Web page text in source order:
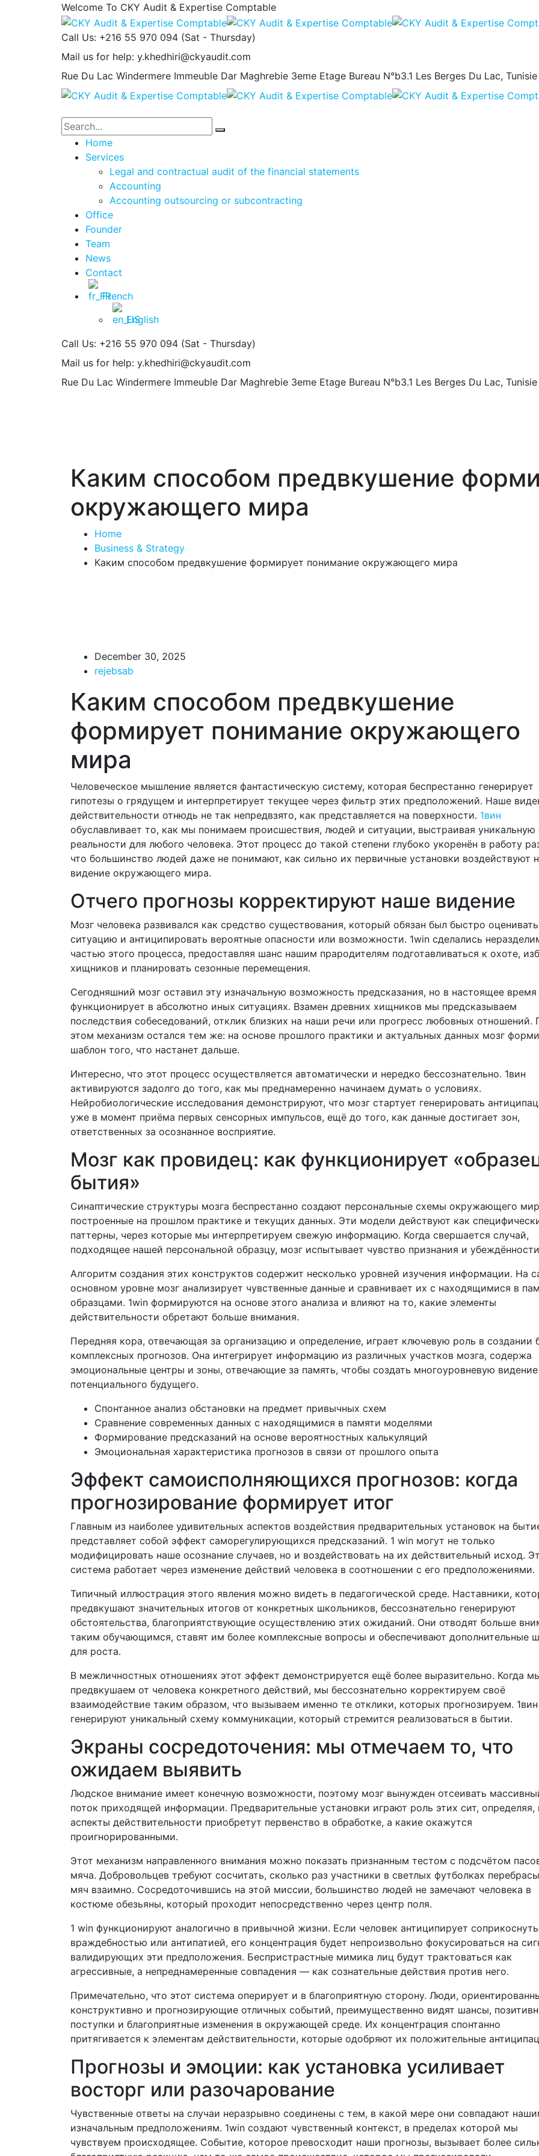
Welcome To CKY Audit & Expertise Comptable
Call Us: +216 55 970 094 (Sat - Thursday)
Mail us for help: y.khedhiri@ckyaudit.com
Rue Du Lac Windermere Immeuble Dar Maghrebie 3eme Etage Bureau N°b3.1 Les Berges Du Lac, Tunisie
Home
Services
Legal and contractual audit of the financial statements
Accounting
Accounting outsourcing or subcontracting
Office
Founder
Team
News
Contact
French
English
Call Us: +216 55 970 094 (Sat - Thursday)
Mail us for help: y.khedhiri@ckyaudit.com
Rue Du Lac Windermere Immeuble Dar Maghrebie 3eme Etage Bureau N°b3.1 Les Berges Du Lac, Tunisie
Каким способом предвкушение
окружающего мира
Home
Business & Strategy
Каким способом предвкушение формирует понимание окружающего мира
December 30, 2025
rejebsab
Каким способом предвкушение
формирует понимание окружающего
мира
Человеческое мышление является фантастическую систему, которая беспрестанно генерирует
гипотезы о грядущем и интерпретирует текущее через фильтр этих предположений. Наше
действительности отнюдь не так непредвзято, как представляется на поверхности. 1вин
обуславливает то, как мы понимаем происшествия, людей и ситуации, выстраивая уникальную
реальности для любого человека. Этот процесс до такой степени глубоко укоренён в работу
что большинство людей даже не понимают, как сильно их первичные установки воздействуют
видение окружающего мира.
Отчего прогнозы корректируют наше видение
Мозг человека развивался как средство существования, который обязан был быстро оценивать
ситуацию и антиципировать вероятные опасности или возможности. 1win сделались
частью этого процесса, предоставляя шанс нашим прародителям подготавливаться к охоте,
хищников и планировать сезонные перемещения.
Сегодняшний мозг оставил эту изначальную возможность предсказания, но в настоящее время
функционирует в абсолютно иных ситуациях. Взамен древних хищников мы предсказываем
последствия собеседований, отклик близких на наши речи или прогресс любовных отношений.
этом механизм остался тем же: на основе прошлого практики и актуальных данных мозг
шаблон того, что настанет дальше.
Интересно, что этот процесс осуществляется автоматически и нередко бессознательно. 1вин
активируются задолго до того, как мы преднамеренно начинаем думать о условиях.
Нейробиологические исследования демонстрируют, что мозг стартует генерировать
уже в момент приёма первых сенсорных импульсов, ещё до того, как данные достигает зон,
ответственных за осознанное восприятие.
Мозг как провидец: как функционирует
бытия»
Синаптические структуры мозга беспрестанно создают персональные схемы окружающего
построенные на прошлом практике и текущих данных. Эти модели действуют как
паттерны, через которые мы интерпретируем свежую информацию. Когда свершается случай,
подходящее нашей персональной образцу, мозг испытывает чувство признания и
Алгоритм создания этих конструктов содержит несколько уровней изучения информации. На
основном уровне мозг анализирует чувственные данные и сравнивает их с находящимися в
образцами. 1win формируются на основе этого анализа и влияют на то, какие элементы
действительности обретают больше внимания.
Передняя кора, отвечающая за организацию и определение, играет ключевую роль в создании
комплексных прогнозов. Она интегрирует информацию из различных участков мозга, содержа
эмоциональные центры и зоны, отвечающие за память, чтобы создать многоуровневую видение
потенциального будущего.
Спонтанное анализ обстановки на предмет привычных схем
Сравнение современных данных с находящимися в памяти моделями
Формирование предсказаний на основе вероятностных калькуляций
Эмоциональная характеристика прогнозов в связи от прошлого опыта
Эффект самоисполняющихся прогнозов: когда
прогнозирование формирует итог
Главным из наиболее удивительных аспектов воздействия предварительных установок на
представляет собой эффект саморегулирующихся предсказаний. 1 win могут не только
модифицировать наше осознание случаев, но и воздействовать на их действительный исход.
система работает через изменение действий человека в соотношении с его предположениями.
Типичный иллюстрация этого явления можно видеть в педагогической среде. Наставники,
предвкушают значительных итогов от конкретных школьников, бессознательно генерируют
обстоятельства, благоприятствующие осуществлению этих ожиданий. Они отводят больше
таким обучающимся, ставят им более комплексные вопросы и обеспечивают дополнительные
для роста.
В межличностных отношениях этот эффект демонстрируется ещё более выразительно. Когда
предвкушаем от человека конкретного действий, мы бессознательно корректируем своё
взаимодействие таким образом, что вызываем именно те отклики, которых прогнозируем. 1вин
генерируют уникальный схему коммуникации, который стремится реализоваться в бытии.
Экраны сосредоточения: мы отмечаем то, что
ожидаем выявить
Людское внимание имеет конечную возможности, поэтому мозг вынужден отсеивать
поток приходящей информации. Предварительные установки играют роль этих сит, определяя,
аспекты действительности приобретут первенство в обработке, а какие окажутся
проигнорированными.
Этот механизм направленного внимания можно показать признанным тестом с подсчётом
мяча. Добровольцев требуют сосчитать, сколько раз участники в светлых футболках
мяч взаимно. Сосредоточившись на этой миссии, большинство людей не замечают человека в
костюме обезьяны, который проходит непосредственно через центр поля.
1 win функционируют аналогично в привычной жизни. Если человек антиципирует
враждебностью или антипатией, его концентрация будет непроизвольно фокусироваться на
валидирующих эти предположения. Беспристрастные мимика лиц будут трактоваться как
агрессивные, а непреднамеренные совпадения — как сознательные действия против него.
Примечательно, что этот система оперирует и в благоприятную сторону. Люди,
конструктивно и прогнозирующие отличных событий, преимущественно видят шансы,
поступки и благоприятные изменения в окружающей среде. Их концентрация спонтанно
притягивается к элементам действительности, которые одобряют их положительные
Прогнозы и эмоции: как установка усиливает
восторг или разочарование
Чувственные ответы на случаи неразрывно соединены с тем, в какой мере они совпадают
изначальным предположениям. 1win создают чувственный контекст, в пределах которой мы
чувствуем происходящее. Событие, которое превосходит наши прогнозы, вызывает более